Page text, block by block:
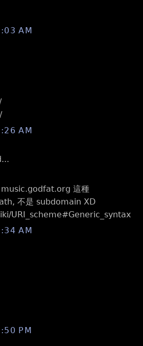
AM
AM
這種
不是 subdomain XD
URI_scheme#Generic_syntax
AM
PM